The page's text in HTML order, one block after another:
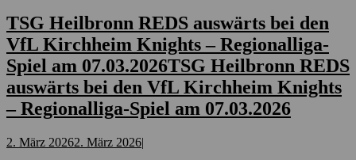
TSG Heilbronn REDS auswärts bei den
VfL Kirchheim Knights – Regionalliga-
Spiel am 07.03.2026TSG Heilbronn REDS
auswärts bei den VfL Kirchheim Knights
– Regionalliga-Spiel am 07.03.2026
2. März 20262. März 2026|